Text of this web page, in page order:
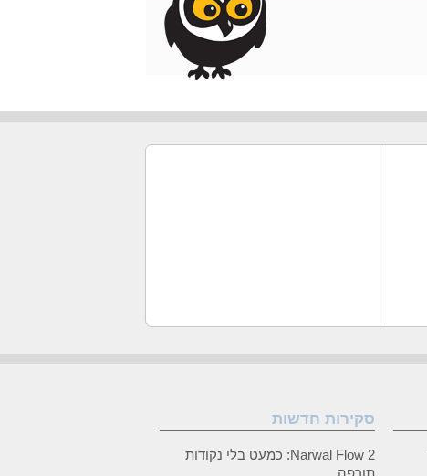
סקירות חדשות
Narwal Flow 2: כמעט בלי נקודות
תורפה